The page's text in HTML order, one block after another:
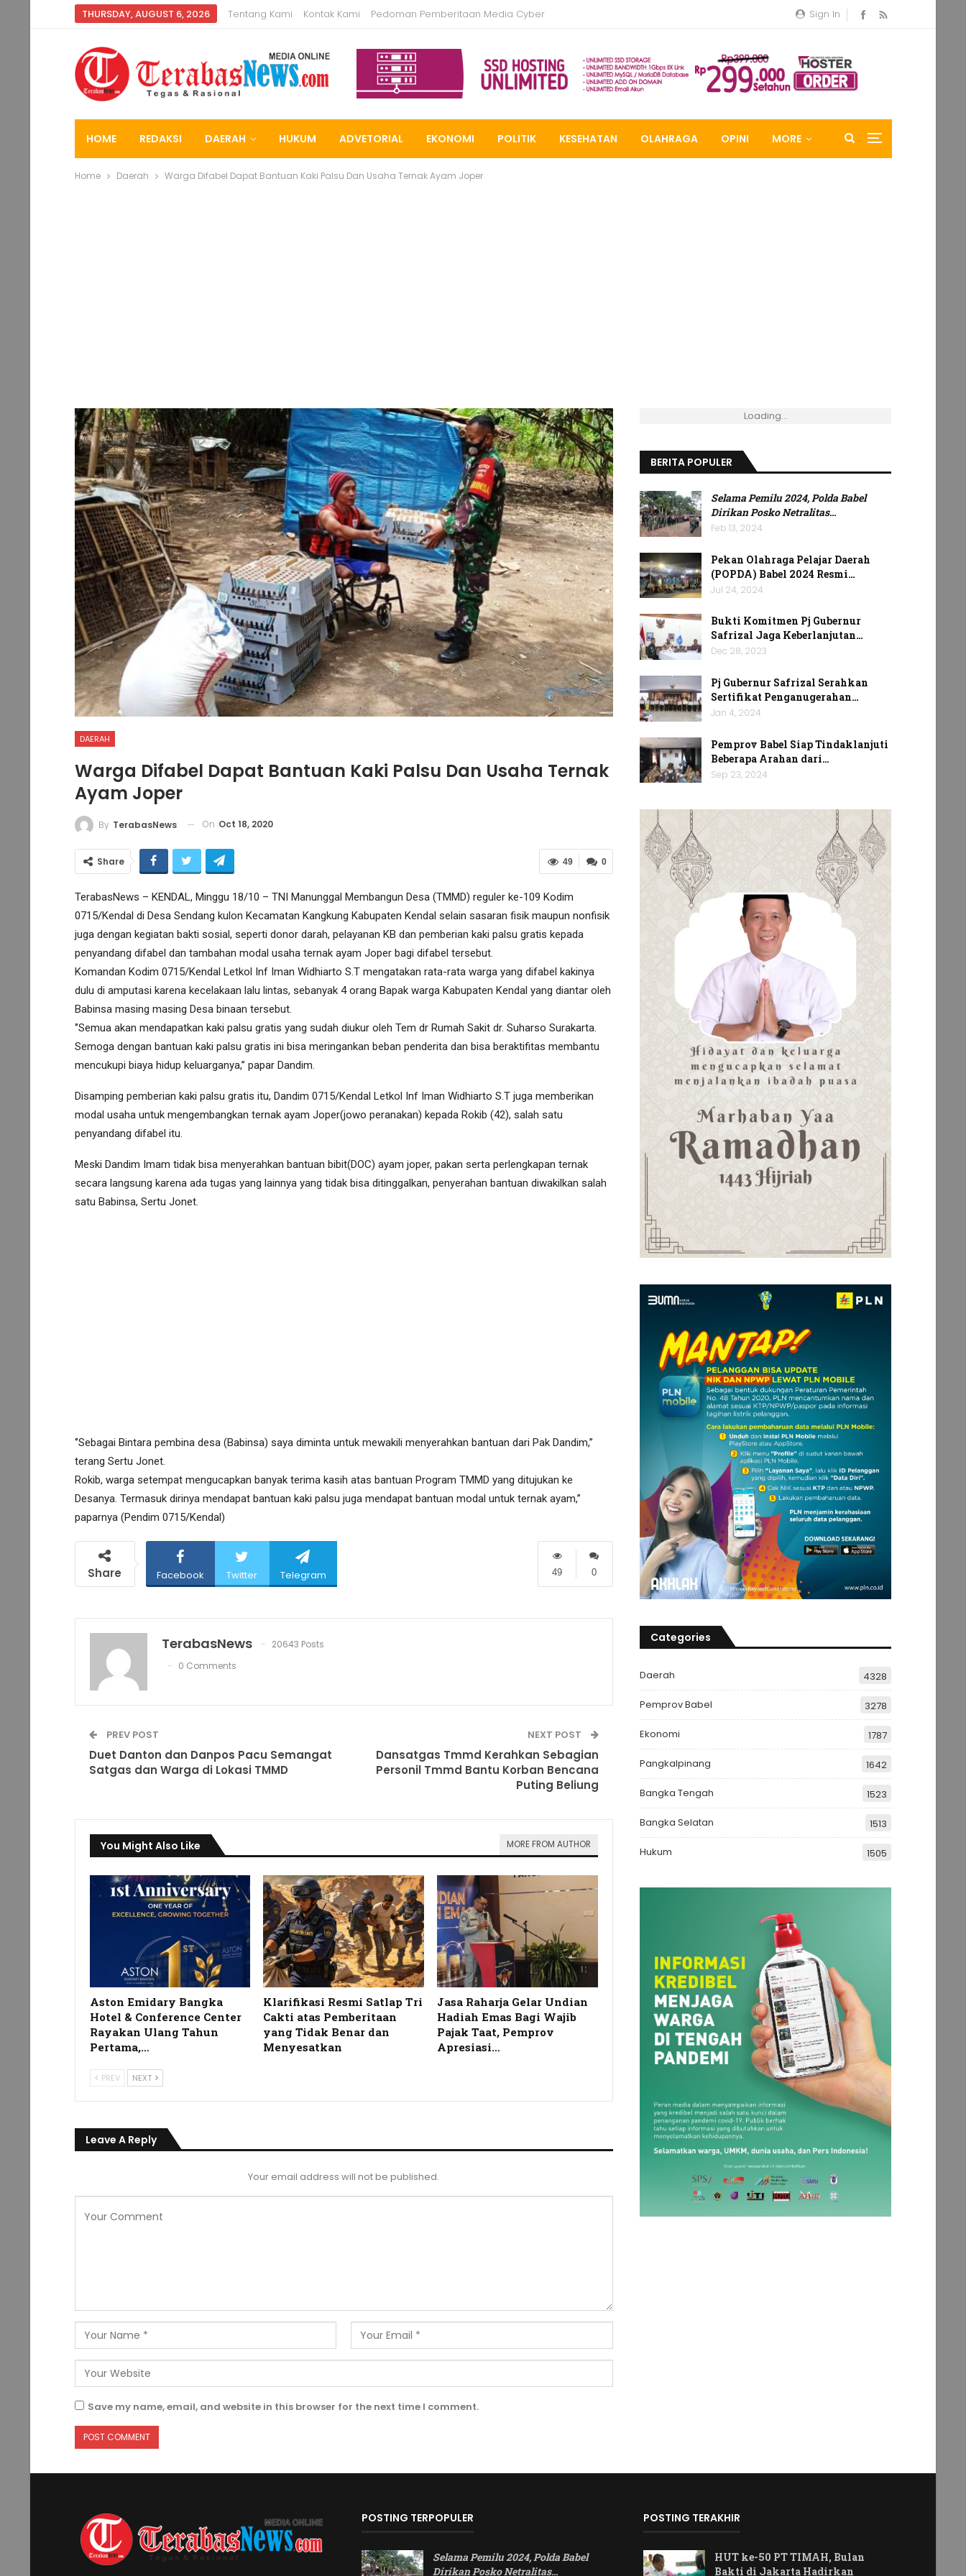
Sign In
THURSDAY, AUGUST 6, 2026 Tentang Kami Kontak Kami Pedoman Pemberitaan Media Cyber
HOME REDAKSI DAERAH HUKUM ADVETORIAL EKONOMI POLITIK KESEHATAN OLAHRAGA OPINI MORE
Home Daerah Warga Difabel Dapat Bantuan Kaki Palsu Dan Usaha Ternak Ayam Joper
DAERAH
Warga Difabel Dapat Bantuan Kaki Palsu Dan Usaha Ternak
Ayam Joper
By TerabasNews On Oct 18, 2020
0
49
Share
TerabasNews – KENDAL, Minggu 18/10 – TNI Manunggal Membangun Desa (TMMD) reguler ke-109 Kodim
0715/Kendal di Desa Sendang kulon Kecamatan Kangkung Kabupaten Kendal selain sasaran fisik maupun nonfisik
juga dengan kegiatan bakti sosial, seperti donor darah, pelayanan KB dan pemberian kaki palsu gratis kepada
penyandang difabel dan tambahan modal usaha ternak ayam Joper bagi difabel tersebut.
Komandan Kodim 0715/Kendal Letkol Inf Iman Widhiarto S.T mengatakan rata-rata warga yang difabel kakinya
dulu di amputasi karena kecelakaan lalu lintas, sebanyak 4 orang Bapak warga Kabupaten Kendal yang diantar oleh
Babinsa masing masing Desa binaan tersebut.
‘’Semua akan mendapatkan kaki palsu gratis yang sudah diukur oleh Tem dr Rumah Sakit dr. Suharso Surakarta.
Semoga dengan bantuan kaki palsu gratis ini bisa meringankan beban penderita dan bisa beraktifitas membantu
mencukupi biaya hidup keluarganya,’’ papar Dandim.
Disamping pemberian kaki palsu gratis itu, Dandim 0715/Kendal Letkol Inf Iman Widhiarto S.T juga memberikan
modal usaha untuk mengembangkan ternak ayam Joper(jowo peranakan) kepada Rokib (42), salah satu
penyandang difabel itu.
Meski Dandim Imam tidak bisa menyerahkan bantuan bibit(DOC) ayam joper, pakan serta perlengkapan ternak
secara langsung karena ada tugas yang lainnya yang tidak bisa ditinggalkan, penyerahan bantuan diwakilkan salah
satu Babinsa, Sertu Jonet.
‘’Sebagai Bintara pembina desa (Babinsa) saya diminta untuk mewakili menyerahkan bantuan dari Pak Dandim,’’
terang Sertu Jonet.
Rokib, warga setempat mengucapkan banyak terima kasih atas bantuan Program TMMD yang ditujukan ke
Desanya. Termasuk dirinya mendapat bantuan kaki palsu juga mendapat bantuan modal untuk ternak ayam,’’
paparnya (Pendim 0715/Kendal)
0
49
Share Facebook Twitter Telegram
TerabasNews
20643 Posts
0 Comments
PREV POST
Duet Danton dan Danpos Pacu Semangat
Satgas dan Warga di Lokasi TMMD
NEXT POST
Dansatgas Tmmd Kerahkan Sebagian
Personil Tmmd Bantu Korban Bencana
Puting Beliung
You Might Also Like MORE FROM AUTHOR
Aston Emidary Bangka
Hotel & Conference Center
Rayakan Ulang Tahun
Pertama,…
Klarifikasi Resmi Satlap Tri
Cakti atas Pemberitaan
yang Tidak Benar dan
Menyesatkan
Jasa Raharja Gelar Undian
Hadiah Emas Bagi Wajib
Pajak Taat, Pemprov
Apresiasi…
PREV NEXT
Leave A Reply
Your email address will not be published.
Save my name, email, and website in this browser for the next time I comment.
Loading...
BERITA POPULER
Selama Pemilu 2024, Polda Babel
Dirikan Posko Netralitas…
Feb 13, 2024
Pekan Olahraga Pelajar Daerah
(POPDA) Babel 2024 Resmi…
Jul 24, 2024
Bukti Komitmen Pj Gubernur
Safrizal Jaga Keberlanjutan…
Dec 28, 2023
Pj Gubernur Safrizal Serahkan
Sertifikat Penganugerahan…
Jan 4, 2024
Pemprov Babel Siap Tindaklanjuti
Beberapa Arahan dari…
Sep 23, 2024
Categories
Daerah 4328
Pemprov Babel 3278
Ekonomi 1787
Pangkalpinang 1642
Bangka Tengah 1523
Bangka Selatan 1513
Hukum 1505
POSTING TERPOPULER
Selama Pemilu 2024, Polda Babel
Dirikan Posko Netralitas…
POSTING TERAKHIR
HUT ke-50 PT TIMAH, Bulan
Bakti di Jakarta Hadirkan